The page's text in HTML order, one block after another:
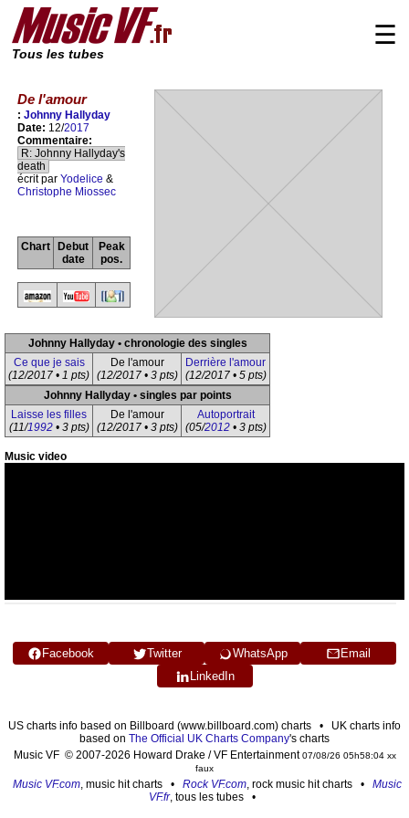
Tous les tubes
☰
De l'amour
: Johnny Hallyday
Date: 12/2017
Commentaire:
R: Johnny Hallyday's
death
écrit par Yodelice &
Christophe Miossec
Chart
Debut
date
Peak
pos.
Johnny Hallyday • chronologie des singles
Ce que je sais
(12/2017 • 1 pts)
De l'amour
(12/2017 • 3 pts)
Derrière l'amour
(12/2017 • 5 pts)
Johnny Hallyday • singles par points
Laisse les filles
(11/1992• 3 pts)
De l'amour
(12/2017 • 3 pts)
Autoportrait
(05/2012• 3 pts)
Music video
Facebook Twitter WhatsApp
Email
LinkedIn
US charts info based on Billboard (www.billboard.com) charts • UK charts info
based on The Official UK Charts Company's charts
Music VF © 2007-2026 Howard Drake / VF Entertainment07/08/26 05h58:04 xx
faux
Music VF.com, music hit charts • Rock VF.com, rock music hit charts • Music
VF.fr, tous les tubes •